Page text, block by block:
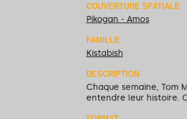
COUVERTURE SPATIALE
Pikogan - Amos
FAMILLE
Kistabish
DESCRIPTION
Chaque semaine, Tom
entendre leur histoire.